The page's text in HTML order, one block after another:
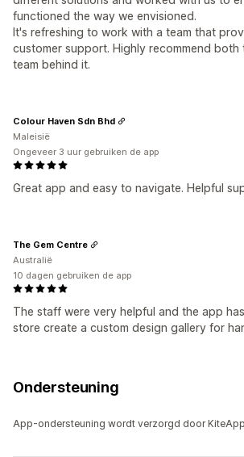
functioned the way we envisioned.
It's refreshing to work with a team that
customer support. Highly recommend both
team behind it.
Great app and easy to navigate. Helpful
Colour Haven Sdn Bhd
Maleisië
Ongeveer 3 uur gebruiken de app
The staff were very helpful and the app
store create a custom design gallery for
The Gem Centre
Australië
10 dagen gebruiken de app
Ondersteuning
App-ondersteuning wordt verzorgd door